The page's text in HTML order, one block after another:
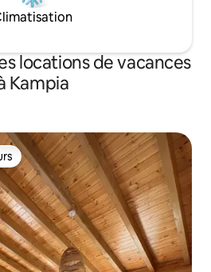
locations de vacances
Kampia